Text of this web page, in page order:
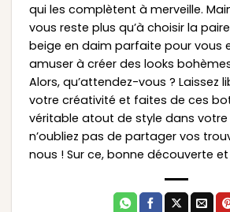
qui les complètent à merveille.
vous reste plus qu’à choisir la
beige en daim parfaite pour vous
amuser à créer des looks
Alors, qu’attendez-vous ? Laissez
votre créativité et faites de ces
véritable atout de style dans
n’oubliez pas de partager vos
nous ! Sur ce, bonne découverte